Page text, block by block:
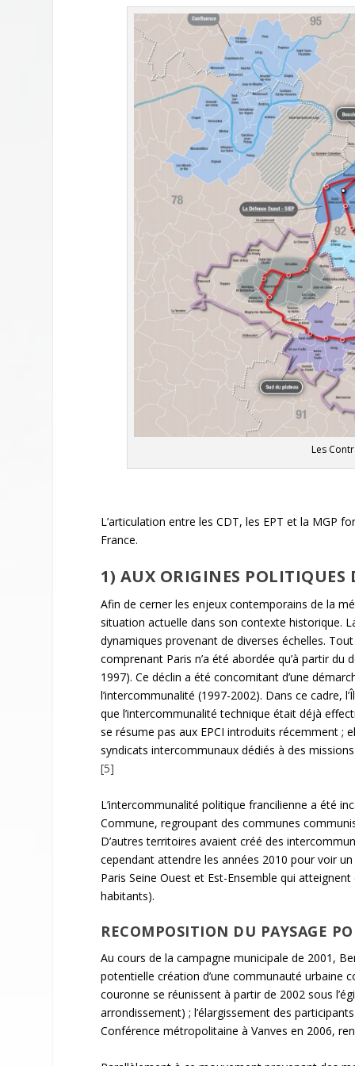
Les
L’articulation entre les CDT, les EPT et la MGP
France.
1) AUX ORIGINES POLITIQUES
Afin de cerner les enjeux contemporains de la
situation actuelle dans son contexte historique.
dynamiques provenant de diverses échelles.
comprenant Paris n’a été abordée qu’à partir du
1997). Ce déclin a été concomitant d’une
l’intercommunalité (1997-2002). Dans ce cadre,
que l’intercommunalité technique était déjà
se résume pas aux EPCI introduits récemment ;
syndicats intercommunaux dédiés à des
[5]
L’intercommunalité politique francilienne a été
Commune, regroupant des communes
D’autres territoires avaient créé des
cependant attendre les années 2010 pour voir
Paris Seine Ouest et Est-Ensemble qui
habitants).
RECOMPOSITION DU PAYSAGE
Au cours de la campagne municipale de 2001,
potentielle création d’une communauté urbaine
couronne se réunissent à partir de 2002 sous
arrondissement) ; l’élargissement des
Conférence métropolitaine à Vanves en 2006,